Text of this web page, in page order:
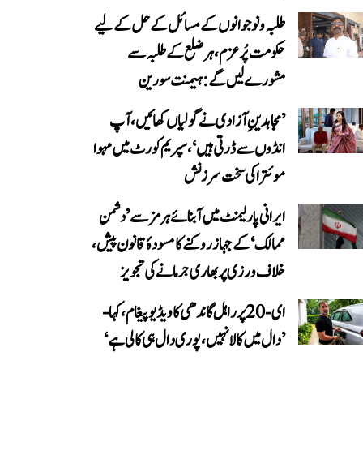
طلبہ و نوجوانوں کے مسائل کے حل کے لیے
حکومت پُرعزم، ہر ضلع کے طلبہ سے
مشورے لیں گے: ہیمنت سورین
’مجاہدینِ آزادی نے گولیاں کھائیں، آپ
انڈوں سے ڈرتی ہیں‘، سپریم کورٹ میں مہوا
موئترا کی سخت سرزنش
ایرانی پارلیمنٹ میں آبنائے ہرمز سے ’دشمن
ممالک‘ کے جہاز روکنے کا مسودۂ قانون پیش،
خلاف ورزی پر بھاری جرمانے کی تجویز
ای-20 پر راہل گاندھی کا ویڈیو پیغام، کہا-
’دال میں کالا نہیں، پوری دال ہی کالی ہے‘